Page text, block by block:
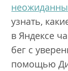
узнать,
в Яндексе
бег с
помощью